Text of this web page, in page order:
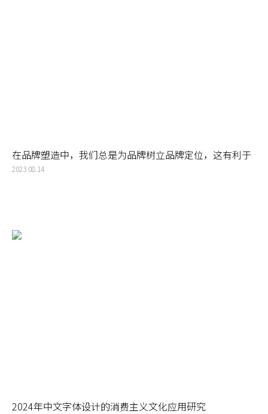
在品牌塑造中，我们总是为品牌树立品牌定位，这有利于
提出明确的品牌概念，进而进一步打造有影响力的品牌
2023.08.14
2024年中文字体设计的消费主义文化应用研究